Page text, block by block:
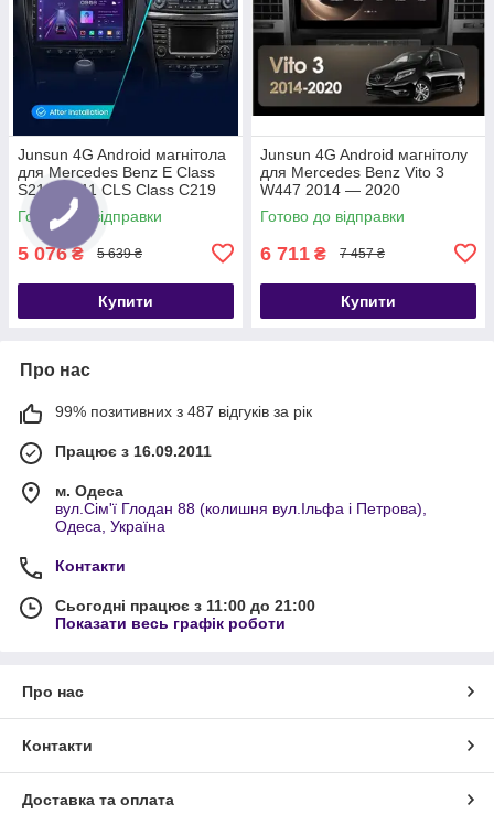
Junsun 4G Android магнітола
для Mercedes Benz E Class
S211 W211 CLS Class C219
2002 - 2010
Готово до відправки
5 076₴ 5 639 ₴
Купити
Junsun 4G Android магнітолу
для Mercedes Benz Vito 3
W447 2014 — 2020
Готово до відправки
6 711 ₴ 7 457 ₴
Купити
Про нас
99% позитивних з 487 відгуків за рік
Працює з 16.09.2011
м. Одеса
вул.Сім'ї Глодан 88 (колишня вул.Ільфа і Петрова),
Одеса, Україна
Контакти
Сьогодні працює з 11:00 до 21:00
Показати весь графік роботи
Про нас
Контакти
Доставка та оплата